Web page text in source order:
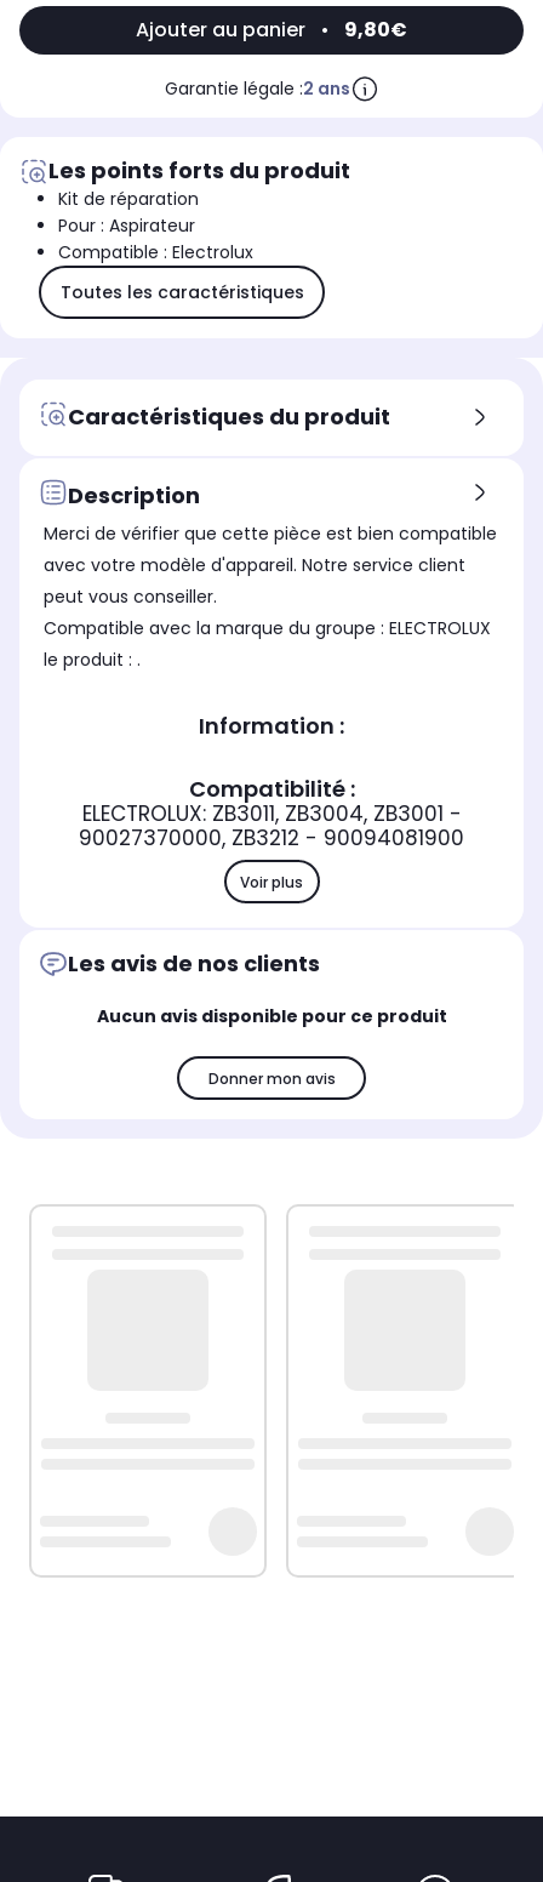
Ajouter au panier • 9,80€
Garantie légale :2 ans
Les points forts du produit
Kit de réparation
Pour : Aspirateur
Compatible : Electrolux
Toutes les caractéristiques
Caractéristiques du produit
Description
Merci de vérifier que cette pièce est bien compatible
avec votre modèle d'appareil. Notre service client
peut vous conseiller.
Compatible avec la marque du groupe : ELECTROLUX
le produit : .
Information :
Compatibilité :
ELECTROLUX: ZB3011, ZB3004, ZB3001 -
90027370000, ZB3212 - 90094081900
Voir plus
Les avis de nos clients
Aucun avis disponible pour ce produit
Donner mon avis